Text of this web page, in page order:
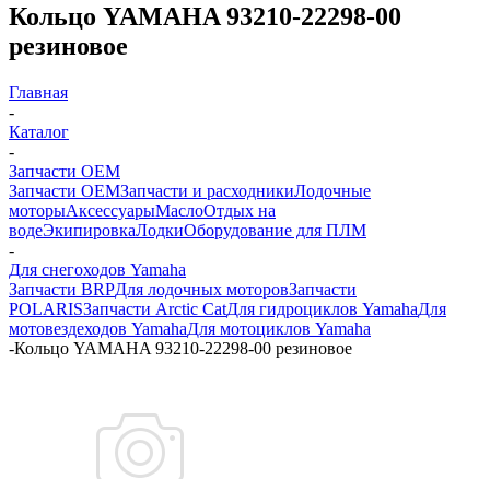
Кольцо YAMAHA 93210-22298-00
резиновое
Главная
-
Каталог
-
Запчасти OEM
Запчасти OEMЗапчасти и расходникиЛодочные
моторыАксессуарыМаслоОтдых на
водеЭкипировкаЛодкиОборудование для ПЛМ
-
Для снегоходов Yamaha
Запчасти BRPДля лодочных моторовЗапчасти
POLARISЗапчасти Arctic CatДля гидроциклов YamahaДля
мотовездеходов YamahaДля мотоциклов Yamaha
-Кольцо YAMAHA 93210-22298-00 резиновое